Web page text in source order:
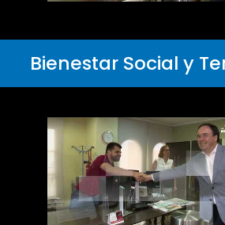
Bienestar Social y